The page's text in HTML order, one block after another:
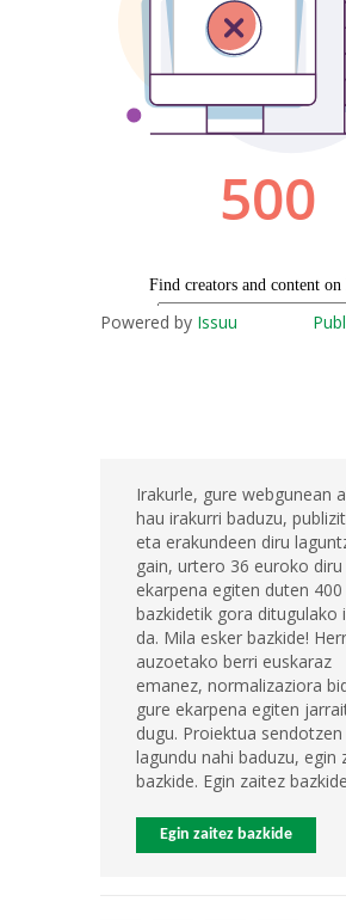
Powered by Issuu
Irakurle, gure webgunean
hau irakurri baduzu,
eta erakundeen diru
gain, urtero 36 euroko diru
ekarpena egiten duten 400
bazkidetik gora ditugulako
da. Mila esker bazkide!
auzoetako berri euskaraz
emanez, normalizaziora
gure ekarpena egiten
dugu. Proiektua sendotzen
lagundu nahi baduzu, egin
bazkide. Egin zaitez bazkide
Egin zaitez bazkide